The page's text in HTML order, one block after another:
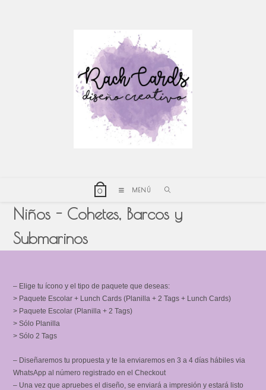
0 MENÚ
Niños - Cohetes, Barcos y
Submarinos
– Elige tu ícono y el tipo de paquete que deseas:
> Paquete Escolar + Lunch Cards (Planilla + 2 Tags + Lunch Cards)
> Paquete Escolar (Planilla + 2 Tags)
> Sólo Planilla
> Sólo 2 Tags
– Diseñaremos tu propuesta y te la enviaremos en 3 a 4 días hábiles via
WhatsApp al número registrado en el Checkout
– Una vez que apruebes el diseño, se enviará a impresión y estará listo